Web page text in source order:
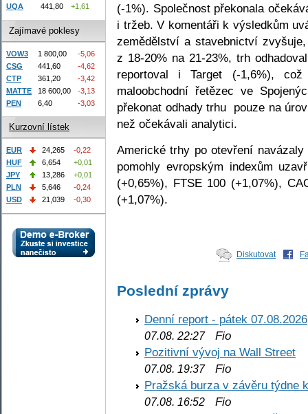
(-1%). Společnost překonala
i tržeb. V komentáři k výsledkům
zemědělství a stavebnictví
z 18-20% na 21-23%, trh
reportoval i Target (-1,6%),
maloobchodní řetězec ve
překonat odhady trhu pouze na
než očekávali analytici.
Americké trhy po otevření
pomohly evropským indexům
(+0,65%), FTSE 100 (+1,07%),
(+1,07%).
Diskutovat
Poslední zprávy
Denní report - pátek 07.08.2026
07.08. 22:27Fio
Pozitivní vývoj na Wall Street
07.08. 19:37Fio
Pražská burza v závěru týdne
07.08. 16:52 Fio
UQA
441,80 +1,61
Zajímavé poklesy
VOW3 1 800,00
-5,06
CSG
441,60
-4,62
CTP
361,20
-3,42
MATTE
18 600,00
-3,13
PEN
6,40 -3,03
Kurzovní lístek
EUR 24,265
-0,22
HUF
6,654
+0,01
JPY
13,286
+0,01
PLN
5,646
-0,24
USD
21,039 -0,30